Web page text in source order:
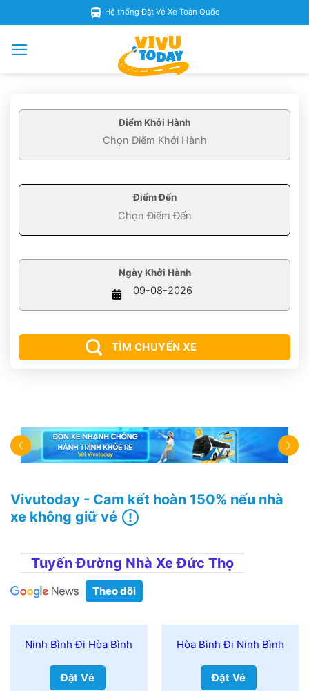
Hệ thống Đặt Vé Xe Toàn Quốc
Điểm Khởi Hành
Điểm Đến
Ngày Khởi Hành
TÌM CHUYẾN XE
Vivutoday - Cam kết hoàn 150% nếu nhà
xe không giữ vé
Tuyến Đường Nhà Xe Đức Thọ
Theo dõi
Ninh Bình Đi Hòa Bình
Đặt Vé
Hòa Bình Đi Ninh Bình
Đặt Vé